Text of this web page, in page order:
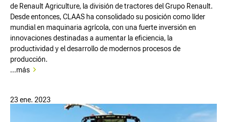
de Renault Agriculture, la división de tractores del Grupo Renault.
Desde entonces, CLAAS ha consolidado su posición como líder
mundial en maquinaria agrícola, con una fuerte inversión en
innovaciones destinadas a aumentar la eficiencia, la
productividad y el desarrollo de modernos procesos de
producción.
...más
23 ene. 2023